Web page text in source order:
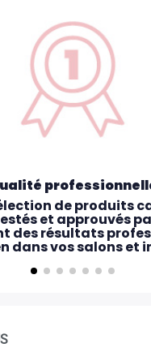
de produits
et approuvés
des résultats
dans vos salons et